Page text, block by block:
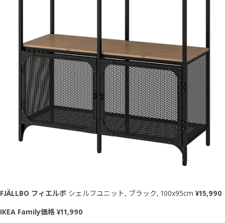
FJÄLLBO フィエルボ シェルフユニット, ブラック, 100x95cm ¥15,990
IKEA Family価格 ¥11,990